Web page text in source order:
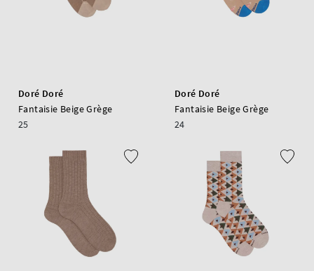
Doré Doré
Fantaisie Beige Grège
25
Doré Doré
Fantaisie Beige Grège
24